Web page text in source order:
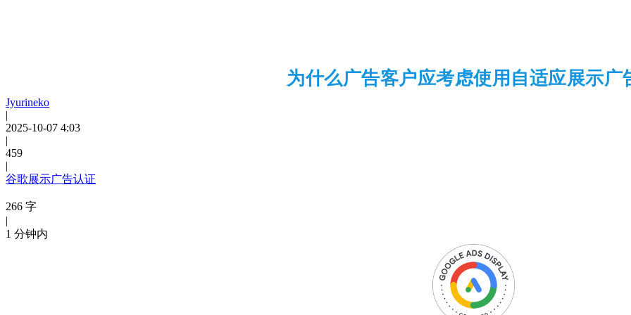
为什么广告客户应考虑使用自适应展示广
Jyurineko
|
2025-10-07 4:03
|
459
|
谷歌展示广告认证
266 字
|
1 分钟内